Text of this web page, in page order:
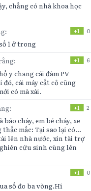
chẳng có nhà khoa học
+1 0
1 ở trong
+1 6
y chang cái đám PV
cái máy cắt cỏ cũng
có mà xài.
+1 2
cháy, em bé cháy, xe
mắc: Tại sao lại có...
lên nhà nước, xin tài trợ
cứu sinh cùng lên
+1 0
số đo ba vòng.Hí